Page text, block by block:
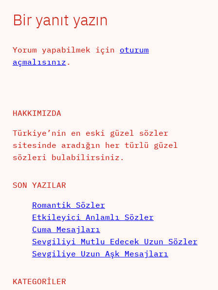
Bir yanıt yazın
Yorum yapabilmek için oturum
açmalısınız .
HAKKIMIZDA
Türkiye’nin en eski güzel sözler
sitesinde aradığın her türlü güzel
sözleri bulabilirsiniz.
SON YAZILAR
Romantik Sözler
Etkileyici Anlamlı Sözler
Cuma Mesajları
Sevgiliyi Mutlu Edecek Uzun Sözler
Sevgiliye Uzun Aşk Mesajları
KATEGORILER